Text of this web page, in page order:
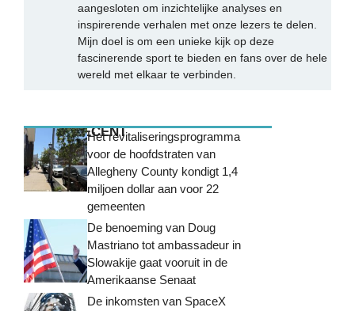
aangesloten om inzichtelijke analyses en
inspirerende verhalen met onze lezers te delen.
Mijn doel is om een unieke kijk op deze
fascinerende sport te bieden en fans over de hele
wereld met elkaar te verbinden.
MEEST RECENTHet revitaliseringsprogramma
voor de hoofdstraten van
Allegheny County kondigt 1,4
miljoen dollar aan voor 22
gemeenten
De benoeming van Doug
Mastriano tot ambassadeur in
Slowakije gaat vooruit in de
Amerikaanse Senaat
De inkomsten van SpaceX